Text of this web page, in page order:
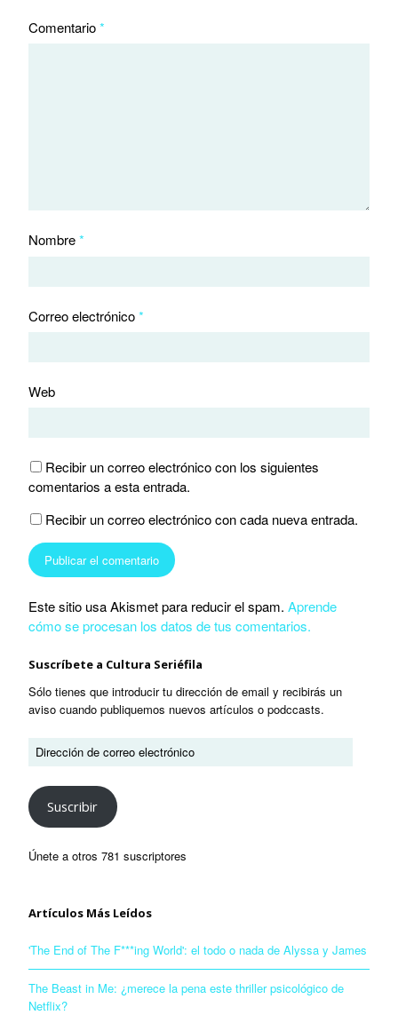
Comentario*
Nombre*
Correo electrónico*
Web
Recibir un correo electrónico con los siguientes
comentarios a esta entrada.
Recibir un correo electrónico con cada nueva entrada.
Este sitio usa Akismet para reducir el spam. Aprende
cómo se procesan los datos de tus comentarios.
Suscríbete a Cultura Seriéfila
Sólo tienes que introducir tu dirección de email y recibirás un
aviso cuando publiquemos nuevos artículos o podccasts.
Suscribir
Únete a otros 781 suscriptores
Artículos Más Leídos
'The End of The F***ing World': el todo o nada de Alyssa y James
The Beast in Me: ¿merece la pena este thriller psicológico de
Netflix?